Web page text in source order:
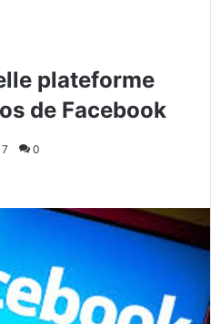
plateforme
de Facebook
0